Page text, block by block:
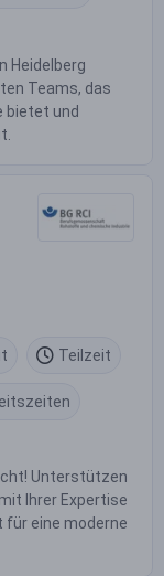
Heidelberg
Teams, das
bietet und
Teilzeit
Unterstützen
Ihrer Expertise
für eine moderne